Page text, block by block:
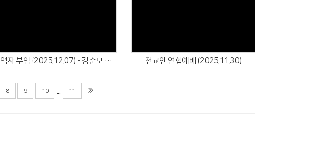
교역자 부임 (2025.12.07) - 강순모 목사 전교인 연합예배 (2025.11.30)
8 9 10 ... 11